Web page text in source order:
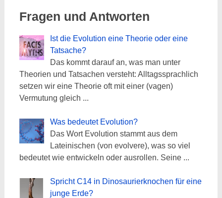
Fragen und Antworten
Ist die Evolution eine Theorie oder eine
Tatsache?
Das kommt darauf an, was man unter
Theorien und Tatsachen versteht: Alltagssprachlich
setzen wir eine Theorie oft mit einer (vagen)
Vermutung gleich ...
Was bedeutet Evolution?
Das Wort Evolution stammt aus dem
Lateinischen (von evolvere), was so viel
bedeutet wie entwickeln oder ausrollen. Seine...
Spricht C14 in Dinosaurierknochen für eine
junge Erde?